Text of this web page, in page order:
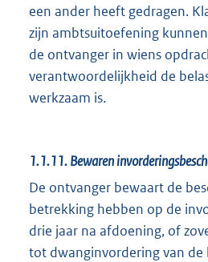
een ander heeft gedragen.
zijn ambtsuitoefening
de ontvanger in wiens
verantwoordelijkheid de
werkzaam is.
1.1.11.Bewaren
De ontvanger bewaart de
betrekking hebben op de
drie jaar na afdoening, of
tot dwanginvordering van de